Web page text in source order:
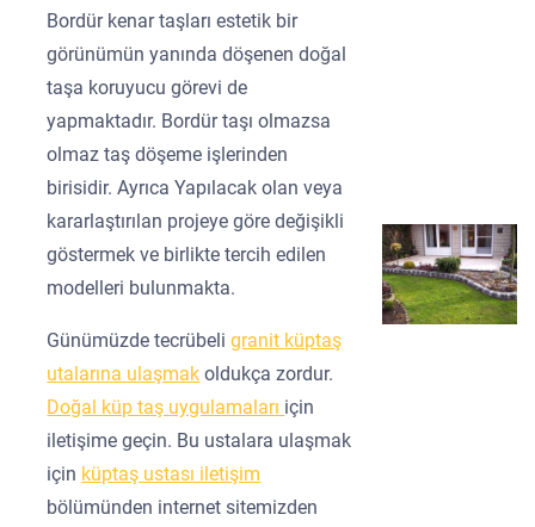
Bordür kenar taşları estetik bir
görünümün yanında döşenen doğal
taşa koruyucu görevi de
yapmaktadır. Bordür taşı olmazsa
olmaz taş döşeme işlerinden
birisidir. Ayrıca Yapılacak olan veya
kararlaştırılan projeye göre değişikli
göstermek ve birlikte tercih edilen
modelleri bulunmakta.
Günümüzde tecrübeligranit küptaş
utalarına ulaşmak oldukça zordur.
Doğal küp taş uygulamaları için
iletişime geçin. Bu ustalara ulaşmak
için küptaş ustası iletişim
bölümünden internet sitemizden